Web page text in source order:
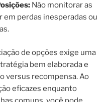
Não monitorar as
perdas inesperadas ou
de opções exige uma
bem elaborada e
versus recompensa. Ao
eficazes enquanto